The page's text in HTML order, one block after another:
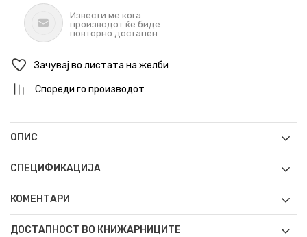
Извести ме кога
производот ќе биде
повторно достапен
Зачувај во листата на желби
Спореди го производот
ОПИС
СПЕЦИФИКАЦИЈА
КОМЕНТАРИ
ДОСТАПНОСТ ВО КНИЖАРНИЦИТЕ